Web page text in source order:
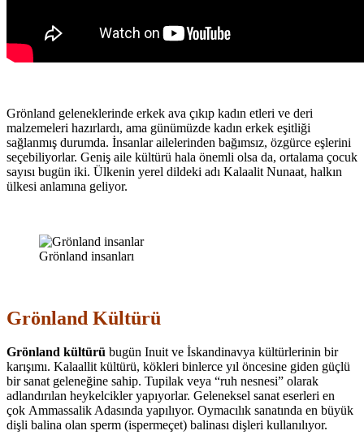
Grönland geleneklerinde erkek ava çıkıp kadın etleri ve deri
malzemeleri hazırlardı, ama günümüzde kadın erkek eşitliği
sağlanmış durumda. İnsanlar ailelerinden bağımsız, özgürce eşlerini
seçebiliyorlar. Geniş aile kültürü hala önemli olsa da, ortalama çocuk
sayısı bugün iki. Ülkenin yerel dildeki adı Kalaalit Nunaat, halkın
ülkesi anlamına geliyor.
Grönland insanları
Grönland Kültürü
Grönland kültürü bugün Inuit ve İskandinavya kültürlerinin bir
karışımı. Kalaallit kültürü, kökleri binlerce yıl öncesine giden güçlü
bir sanat geleneğine sahip. Tupilak veya “ruh nesnesi” olarak
adlandırılan heykelcikler yapıyorlar. Geleneksel sanat eserleri en
çok Ammassalik Adasında yapılıyor. Oymacılık sanatında en büyük
dişli balina olan sperm (ispermeçet) balinası dişleri kullanılıyor.